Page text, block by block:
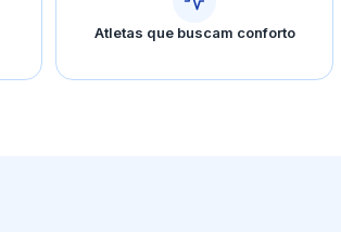
Atletas que buscam conforto